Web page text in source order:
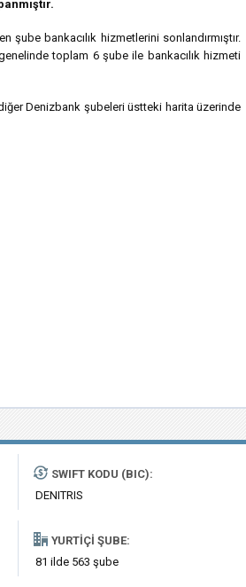
bankacılık hizmetlerini sonlandırmıştır.
toplam 6 şube ile bankacılık hizmeti
Denizbank şubeleri üstteki harita üzerinde
SWIFT KODU (BIC):
DENITRIS
YURTIÇI ŞUBE:
81 ilde 563 şube